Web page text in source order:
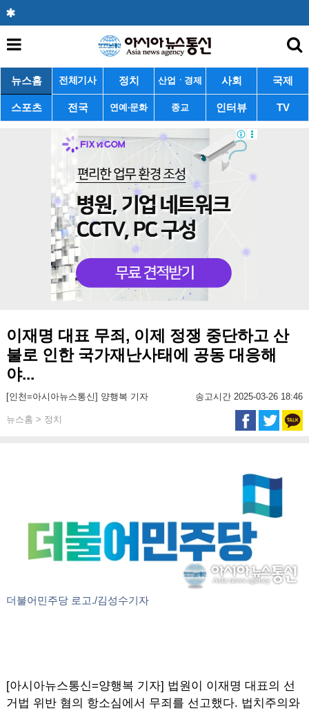
뉴스홈 전체기사 정치 산업ㆍ경제 사회 국제
스포츠 전국 연예·문화 종교 인터뷰 TV
이재명 대표 무죄, 이제 정쟁 중단하고 산
불로 인한 국가재난사태에 공동 대응해
야...
[인천=아시아뉴스통신] 양행복 기자 송고시간 2025-03-26 18:46
뉴스홈 > 정치
더불어민주당 로고./김성수기자
[아시아뉴스통신=양행복 기자] 법원이 이재명 대표의 선
거법 위반 혐의 항소심에서 무죄를 선고했다. 법치주의와